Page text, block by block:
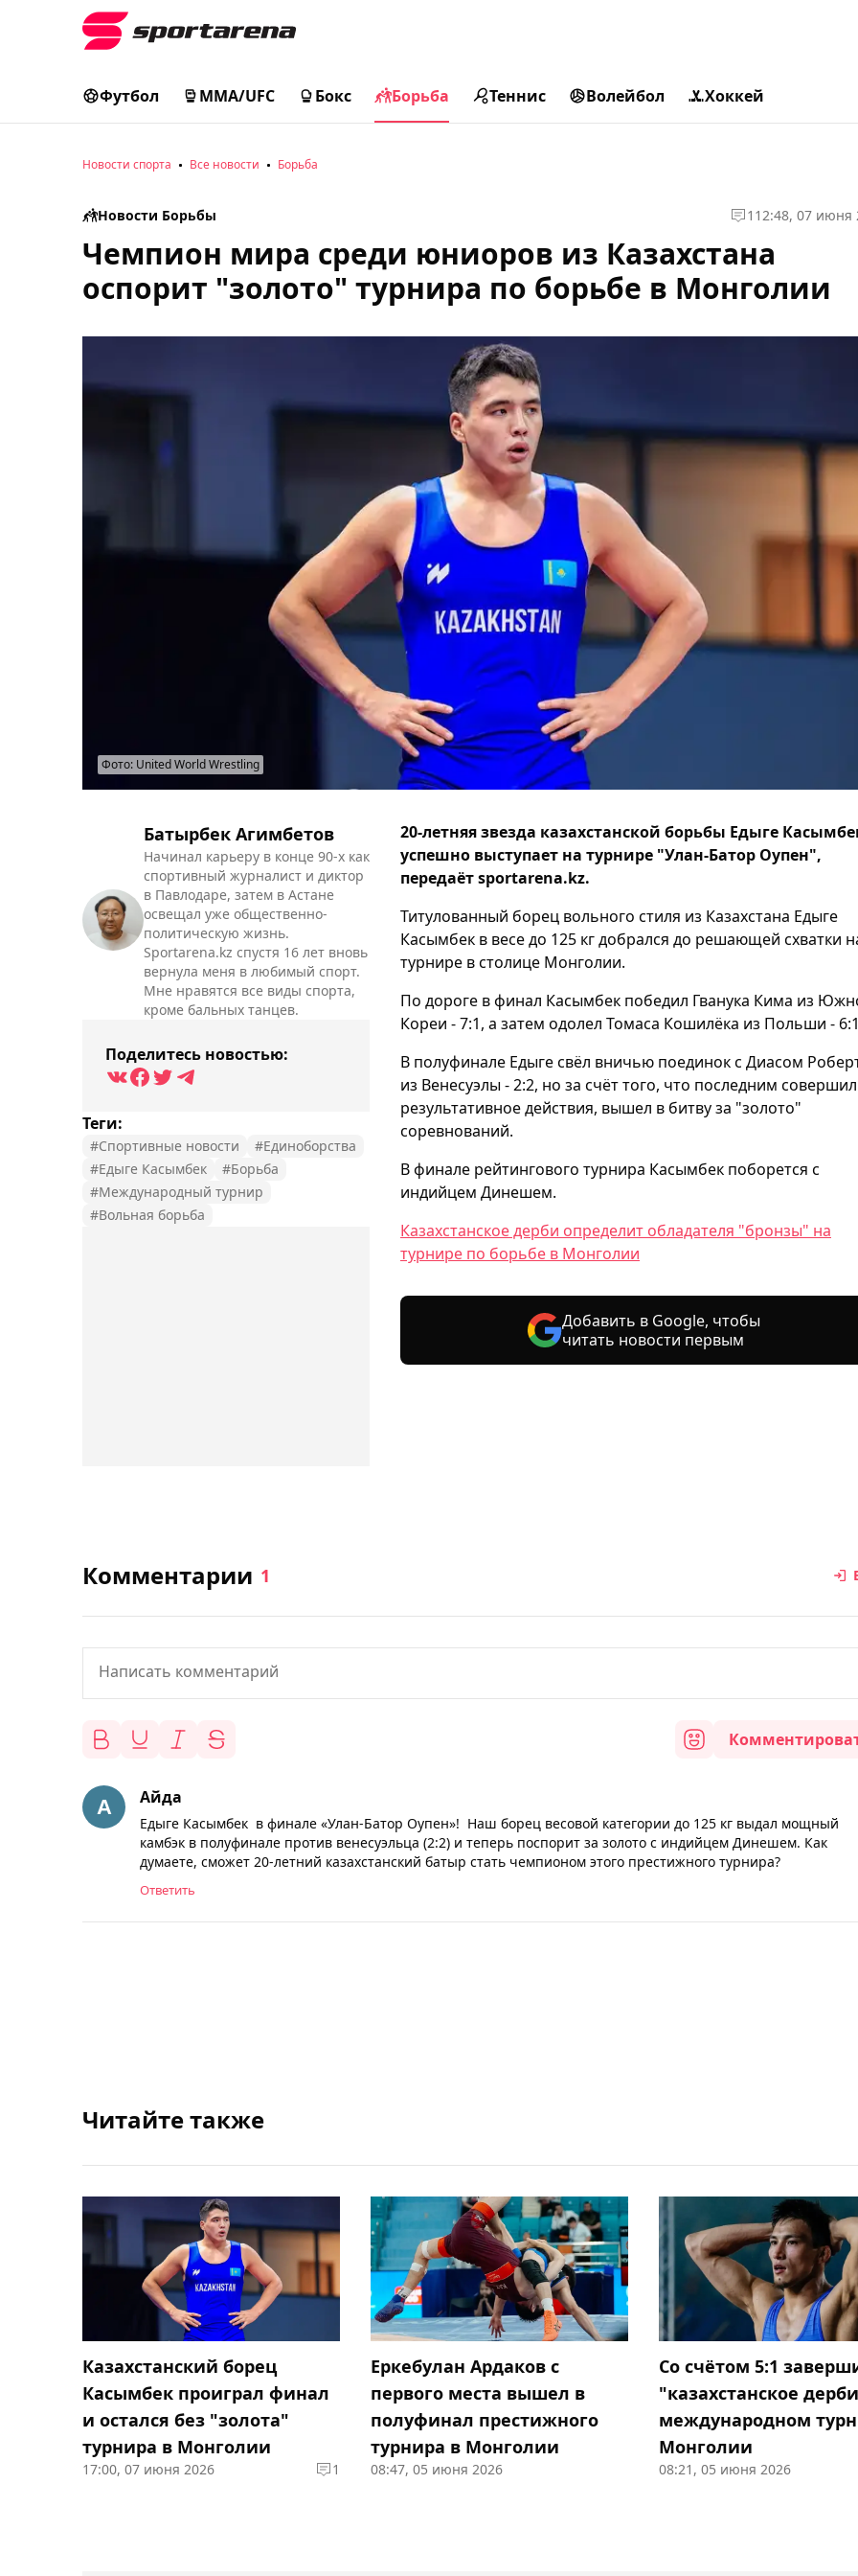
Футбол MMA/UFC Бокс Борьба Теннис Волейбол Хоккей
Новости спорта Все новости Борьба
Новости Борьбы 1 12:48, 07 июня
Чемпион мира среди юниоров из Казахстана
оспорит "золото" турнира по борьбе в Монголии
Фото: United World Wrestling
Батырбек Агимбетов
Начинал карьеру в конце 90-х как
спортивный журналист и диктор
в Павлодаре, затем в Астане
освещал уже общественно-
политическую жизнь.
Sportarena.kz спустя 16 лет вновь
вернула меня в любимый спорт.
Мне нравятся все виды спорта,
кроме бальных танцев.
Поделитесь новостью:
Теги:
#Спортивные новости
#Единоборства
#Едыге Касымбек
#Борьба
#Международный турнир
#Вольная борьба
20-летняя звезда казахстанской борьбы Едыге
успешно выступает на турнире "Улан-Батор Оупен",
передаёт sportarena.kz.
Титулованный борец вольного стиля из Казахстана Едыге
Касымбек в весе до 125 кг добрался до решающей схватки
турнире в столице Монголии.
По дороге в финал Касымбек победил Гванука Кима из
Кореи - 7:1, а затем одолел Томаса Кошилёка из Польши -
В полуфинале Едыге свёл вничью поединок с Диасом
из Венесуэлы - 2:2, но за счёт того, что последним совершил
результативное действия, вышел в битву за "золото"
соревнований.
В финале рейтингового турнира Касымбек поборется с
индийцем Динешем.
Казахстанское дерби определит обладателя "бронзы" на
турнире по борьбе в Монголии
Добавить в Google, чтобы
читать новости первым
Комментарии 1
Айда
Едыге Касымбек в финале «Улан-Батор Оупен»! Наш борец весовой категории до 125 кг выдал мощный
камбэк в полуфинале против венесуэльца (2:2) и теперь поспорит за золото с индийцем Динешем. Как
думаете, сможет 20-летний казахстанский батыр стать чемпионом этого престижного турнира?
Ответить
Читайте также
Казахстанский борец
Касымбек проиграл финал
и остался без "золота"
турнира в Монголии
17:00, 07 июня 2026 1
Еркебулан Ардаков с
первого места вышел в
полуфинал престижного
турнира в Монголии
08:47, 05 июня 2026
Со счётом 5:1
"казахстанское
международном
Монголии
08:21, 05 июня 2026